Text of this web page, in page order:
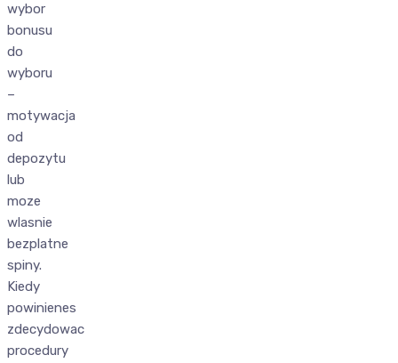
wybor
bonusu
do
wyboru
–
motywacja
od
depozytu
lub
moze
wlasnie
bezplatne
spiny.
Kiedy
powinienes
zdecydowac
procedury